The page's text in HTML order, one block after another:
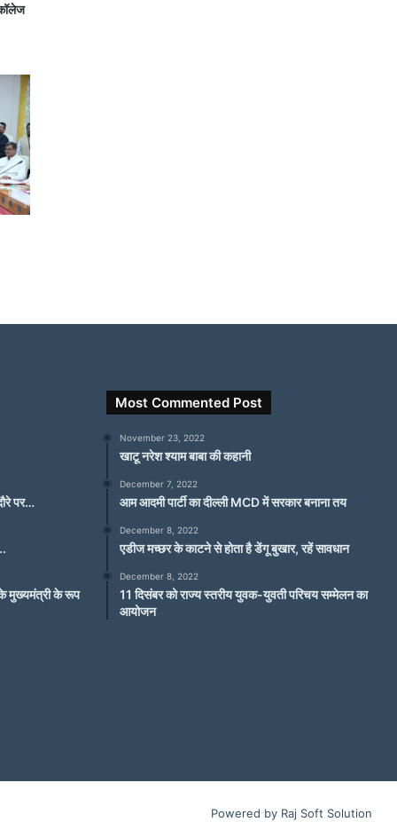
पर…
मुख्यमंत्री के रूप
Most Commented Post
November 23, 2022
खाटू नरेश श्याम बाबा की कहानी
December 7, 2022
आम आदमी पार्टी का दील्ली MCD में सरकार बनाना तय
December 8, 2022
एडीज मच्छर के काटने से होता है डेंगू बुखार, रहें सावधान
December 8, 2022
11 दिसंबर को राज्य स्तरीय युवक-युवती परिचय सम्मेलन का
आयोजन
Powered by Raj Soft Solution